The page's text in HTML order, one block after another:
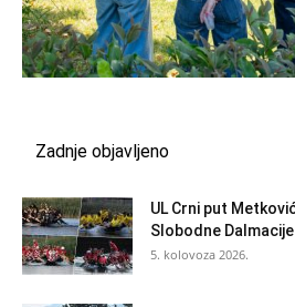
Zadnje objavljeno
UL Crni put
Slobodne
5. kolovoza 2026.